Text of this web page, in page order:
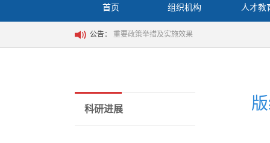
首页 组织机构 人才教
公告： 重要政策举措及实施效果
科研进展